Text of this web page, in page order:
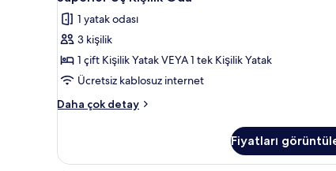
detay
Üç
Kişilik
Oda
için
tüm
fotoğrafları
görün
1 yatak odası
3 kişilik
1 çift Kişilik Yatak VEYA 1 tek Kişilik Yatak
Ücretsiz kablosuz internet
Daha çok detay
Superior
hakkında
Fiyatları